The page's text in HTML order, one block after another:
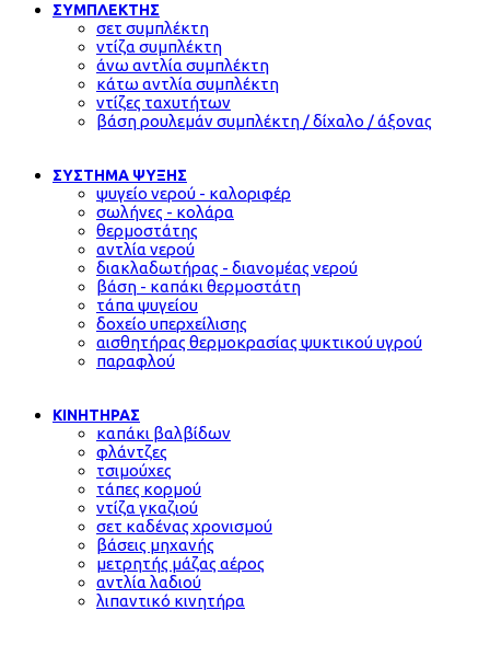
ΣΥΜΠΛΕΚΤΗΣ
σετ συμπλέκτη
ντίζα συμπλέκτη
άνω αντλία συμπλέκτη
κάτω αντλία συμπλέκτη
ντίζες ταχυτήτων
βάση ρουλεμάν συμπλέκτη / δίχαλο / άξονας
ΣΥΣΤΗΜΑ ΨΥΞΗΣ
ψυγείο νερού - καλοριφέρ
σωλήνες - κολάρα
θερμοστάτης
αντλία νερού
διακλαδωτήρας - διανομέας νερού
βάση - καπάκι θερμοστάτη
τάπα ψυγείου
δοχείο υπερχείλισης
αισθητήρας θερμοκρασίας ψυκτικού υγρού
παραφλού
ΚΙΝΗΤΗΡΑΣ
καπάκι βαλβίδων
φλάντζες
τσιμούχες
τάπες κορμού
ντίζα γκαζιού
σετ καδένας χρονισμού
βάσεις μηχανής
μετρητής μάζας αέρος
αντλία λαδιού
λιπαντικό κινητήρα